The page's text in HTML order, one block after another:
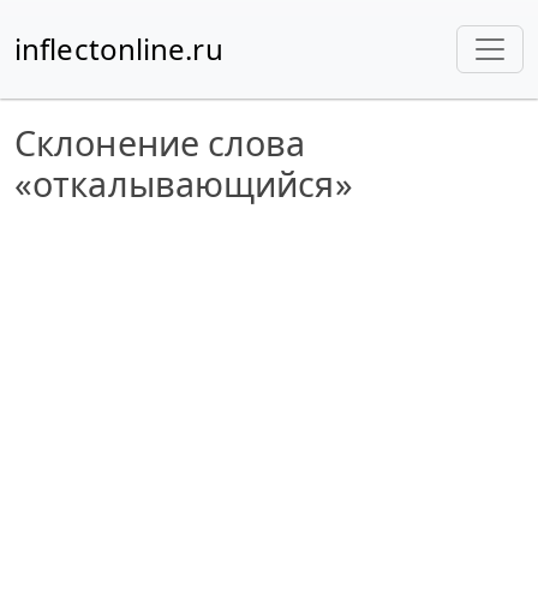
inflectonline.ru
Склонение слова
«откалывающийся»